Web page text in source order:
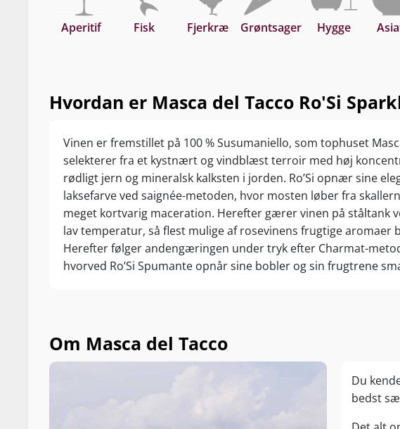
Aperitif Fisk Fjerkræ Grøntsager Hygge
Hvordan er Masca del Tacco Ro'Si
Vinen er fremstillet på 100 % Susumaniello, som tophuset
selekterer fra et kystnært og vindblæst terroir med høj
rødligt jern og mineralsk kalksten i jorden. Ro’Si opnær sine
laksefarve ved saignée-metoden, hvor mosten løber fra
meget kortvarig maceration. Herefter gærer vinen på ståltank
lav temperatur, så flest mulige af rosevinens frugtige aromaer
Herefter følger andengæringen under tryk efter Charmat-
hvorved Ro’Si Spumante opnår sine bobler og sin frugtrene
Om Masca del Tacco
Du
bedst